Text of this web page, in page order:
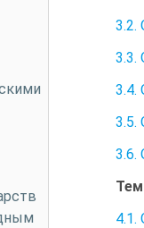
3.2.
3.3.
3.4.
3.5.
3.6.
4.1.